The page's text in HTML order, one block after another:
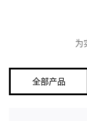
为
全部产品